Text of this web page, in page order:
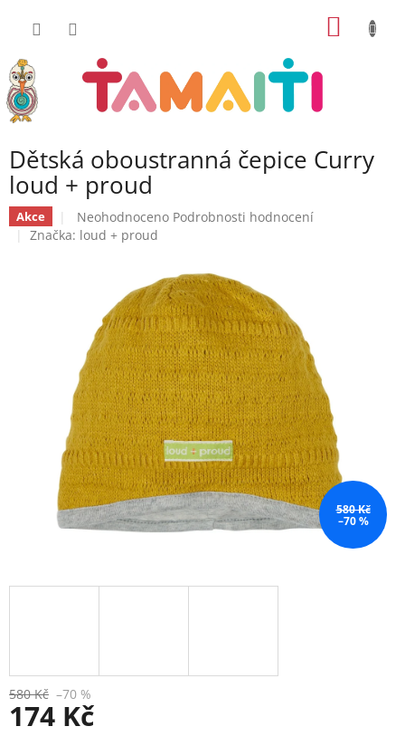
Dětská oboustranná čepice Curry
loud + proud
Akce
Průměrné
hodnocení
hvězdiček.
Neohodnoceno Podrobnosti hodnocení
Značka: loud + proud
580 Kč
–70 %
580 Kč –70 %
174 Kč